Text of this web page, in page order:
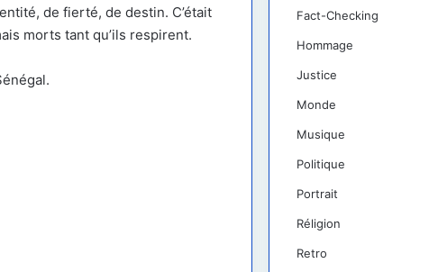
de fierté, de destin. C’était
morts tant qu’ils respirent.
Fact-Checking
Hommage
Justice
Monde
Musique
Politique
Portrait
Réligion
Retro